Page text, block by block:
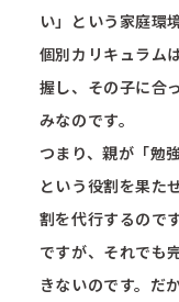
い」という家庭環
個別カリキュラム
握し、その子に合
みなのです。
つまり、親が「勉
という役割を果た
割を代行するのです
ですが、それでも
きないのです。だ